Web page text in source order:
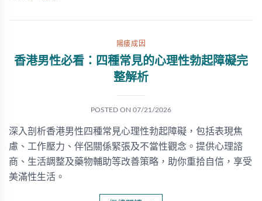
陽痿成因
香港男性必看：四種常見的心理性勃起障礙完
整解析
POSTED ON 07/21/2026
深入剖析香港男性四種常見心理性勃起障礙，包括表現焦
慮、工作壓力、伴侶關係緊張及不當性觀念。提供心理諮
商、生活調整及藥物輔助等改善策略，助你重拾自信，享受
美滿性生活。